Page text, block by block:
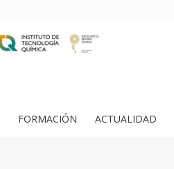
FORMACIÓN ACTUALIDAD